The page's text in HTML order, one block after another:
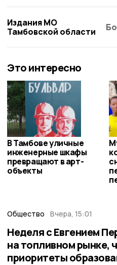
Издания МО
Тамбовской области
Это интересно
В Тамбове уличные
инженерные шкафы
превращают в арт-
объекты
Общество Вчера, 15:01
Неделя с Евгением
на топливном рынке,
приоритеты